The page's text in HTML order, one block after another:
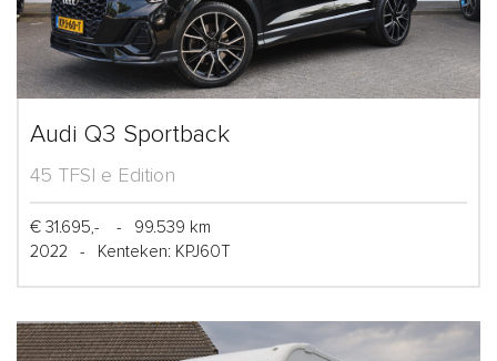
Audi Q3 Sportback
45 TFSI e Edition
€ 31.695,- -
99.539 km
2022
- Kenteken: KPJ60T